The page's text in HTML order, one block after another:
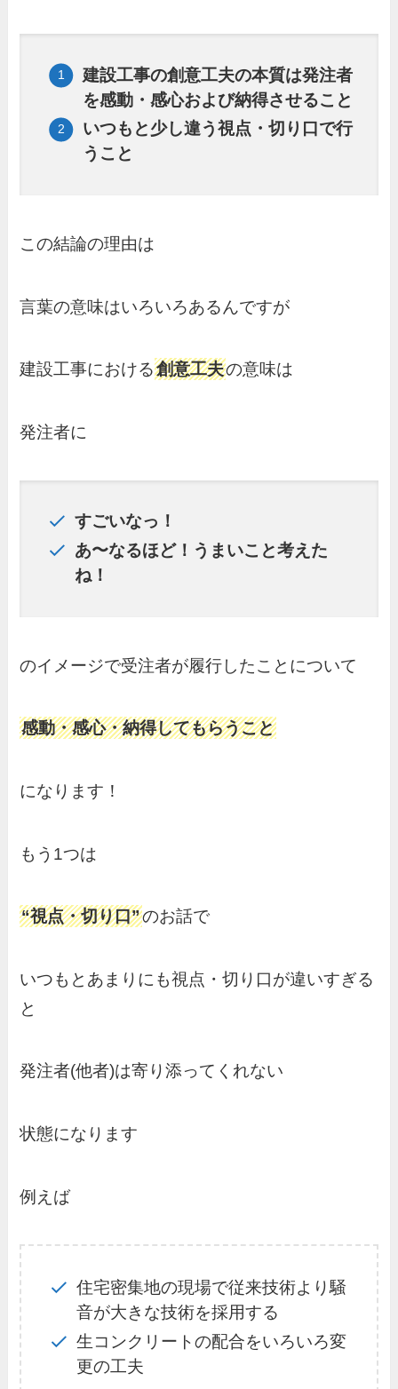
建設工事の創意工夫の本質は発注者
を感動・感心および納得させること
いつもと少し違う視点・切り口で行
うこと
この結論の理由は
言葉の意味はいろいろあるんですが
建設工事における創意工夫の意味は
発注者に
すごいなっ！
あ〜なるほど！うまいこと考えた
ね！
のイメージで受注者が履行したことについて
感動・感心・納得してもらうこと
になります！
もう1つは
“視点・切り口”のお話で
いつもとあまりにも視点・切り口が違いすぎる
と
発注者(他者)は寄り添ってくれない
状態になります
例えば
住宅密集地の現場で従来技術より騒
音が大きな技術を採用する
生コンクリートの配合をいろいろ変
更の工夫